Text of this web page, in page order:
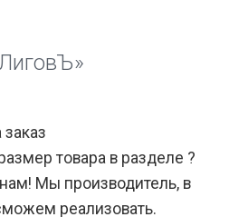
товара в разделе ?
Мы производитель, в
реализовать.